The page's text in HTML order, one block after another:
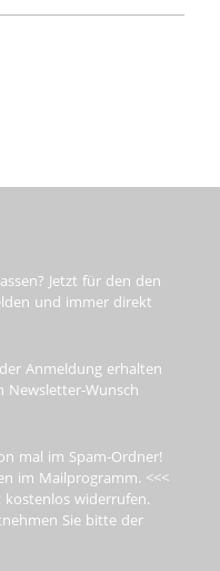
Jetzt für den den
und immer direkt
Anmeldung erhalten
Newsletter-Wunsch
mal im Spam-Ordner!
im Mailprogramm. <<<
kostenlos widerrufen.
Sie bitte der